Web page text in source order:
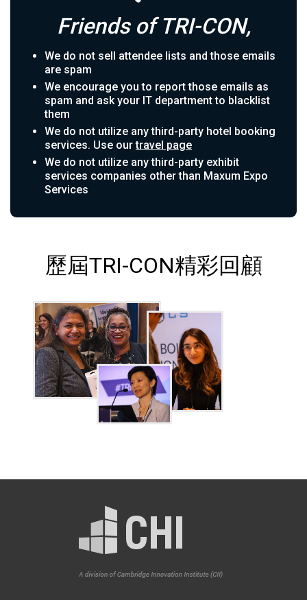
Friends of TRI-CON,
We do not sell attendee lists and those emails
are spam
We encourage you to report those emails as
spam and ask your IT department to blacklist
them
We do not utilize any third-party hotel booking
services. Use ourtravel page
We do not utilize any third-party exhibit
services companies other than Maxum Expo
Services
歷屆TRI-CON精彩回顧